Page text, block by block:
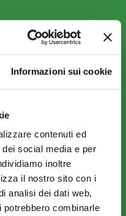
Informazioni sui cookie
contenuti ed
social media e per
inoltre
il nostro sito con i
analisi dei dati web,
potrebbero combinarle